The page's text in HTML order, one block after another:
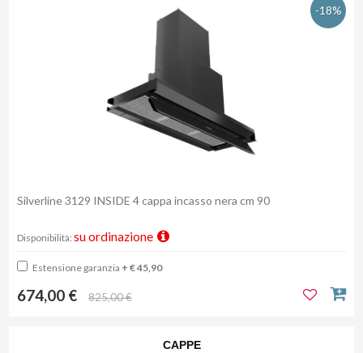
-18%
Silverline 3129 INSIDE 4 cappa incasso nera cm 90
Disponibilità: su ordinazione
Estensione garanzia + € 45,90
674,00 € 825,00 €
CAPPE